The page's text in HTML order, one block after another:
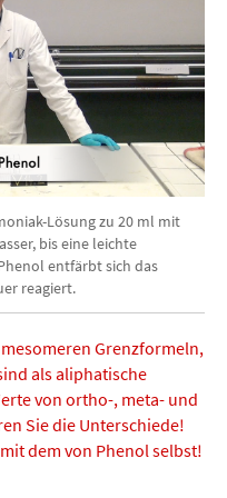
Lösung zu 20 ml mit
bis eine leichte
entfärbt sich das
reagiert.
Grenzformeln,
als aliphatische
von ortho-, meta- und
Sie die Unterschiede!
dem von Phenol selbst!